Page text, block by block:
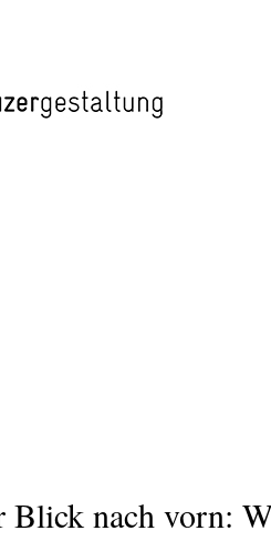
Blick nach vorn: